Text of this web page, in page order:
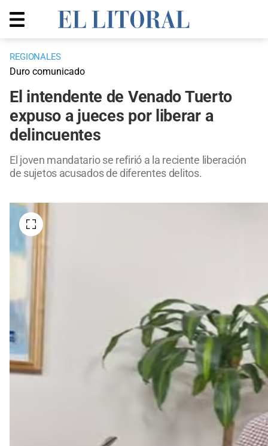
REGIONALES
Duro comunicado
El intendente de Venado Tuerto
expuso a jueces por liberar a
delincuentes
El joven mandatario se refirió a la reciente liberación
de sujetos acusados de diferentes delitos.